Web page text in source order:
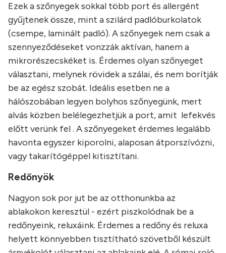
Ezek a szőnyegek sokkal több port és allergént
gyűjtenek össze, mint a szilárd padlóburkolatok
(csempe, laminált padló). A szőnyegek nem csak a
szennyeződéseket vonzzák aktívan, hanem a
mikrorészecskéket is. Érdemes olyan szőnyeget
választani, melynek rövidek a szálai, és nem borítják
be az egész szobát. Ideális esetben ne a
hálószobában legyen bolyhos szőnyegünk, mert
alvás közben belélegezhetjük a port, amit lefekvés
előtt verünk fel . A szőnyegeket érdemes legalább
havonta egyszer kiporolni, alaposan átporszívózni,
vagy takarítógéppel kitisztítani.
Redőnyök
Nagyon sok por jut be az otthonunkba az
ablakokon keresztül - ezért piszkolódnak be a
redőnyeink, reluxáink. Érdemes a redőny és reluxa
helyett könnyebben tisztítható szövetből készült